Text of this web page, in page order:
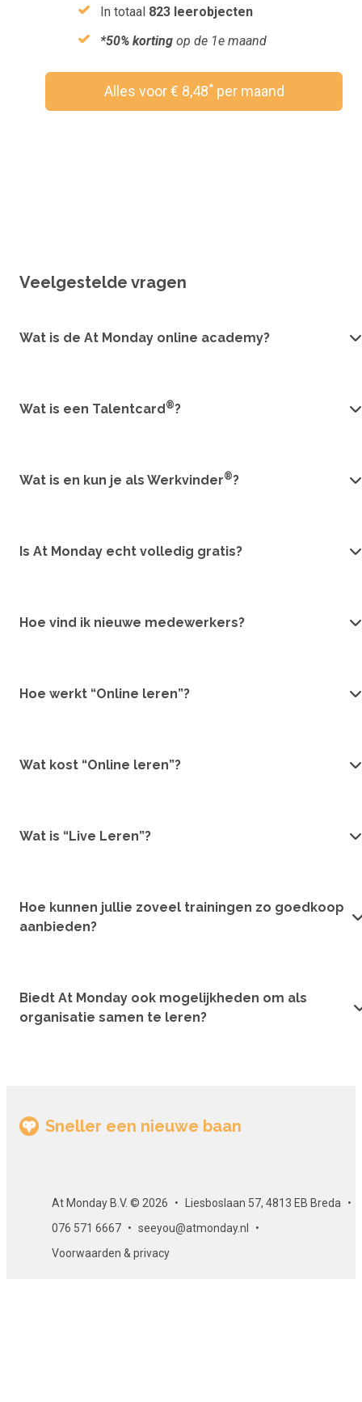
In totaal 823 leerobjecten
*50% korting op de 1e maand
Alles voor € 8,48*per maand
Veelgestelde vragen
Wat is de At Monday online academy?
Wat is een Talentcard®?
Wat is en kun je als Werkvinder®?
Is At Monday echt volledig gratis?
Hoe vind ik nieuwe medewerkers?
Hoe werkt “Online leren”?
Wat kost “Online leren”?
Wat is “Live Leren”?
Hoe kunnen jullie zoveel trainingen zo goedkoop
aanbieden?
Biedt At Monday ook mogelijkheden om als
organisatie samen te leren?
Sneller een nieuwe baan
At Monday B.V. © 2026
Liesboslaan 57, 4813 EB Breda
076 571 6667
seeyou@atmonday.nl
Voorwaarden & privacy